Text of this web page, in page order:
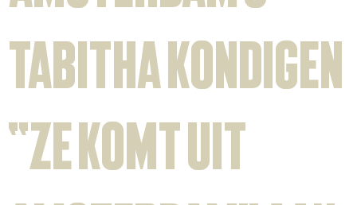
Tabitha kondigen
“Ze Komt Uit